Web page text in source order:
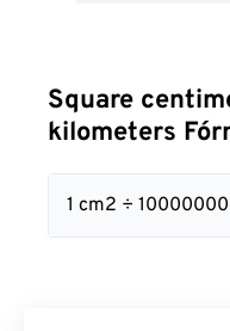
Square
kilometers
1 cm2 ÷